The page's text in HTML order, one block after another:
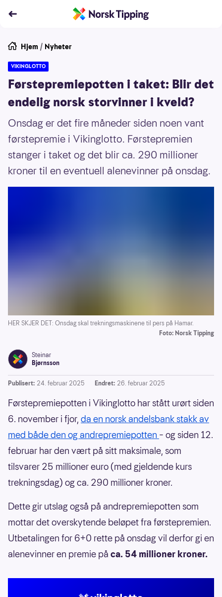
Hjem / Nyheter
VIKINGLOTTO
Førstepremiepotten i taket: Blir det
endelig norsk storvinner i kveld?
Onsdag er det fire måneder siden noen vant
førstepremie i Vikinglotto. Førstepremien
stanger i taket og det blir ca. 290 millioner
kroner til en eventuell alenevinner på onsdag.
HER SKJER DET: Onsdag skal trekningsmaskinene til pers på Hamar.
Foto: Norsk Tipping
Steinar
Bjørnsson
Publisert: 24. februar 2025 Endret: 26. februar 2025
Førstepremiepotten i Vikinglotto har stått urørt siden
6. november i fjor, da en norsk andelsbank stakk av
med både den og andrepremiepotten – og siden 12.
februar har den vært på sitt maksimale, som
tilsvarer 25 millioner euro (med gjeldende kurs
trekningsdag) og ca. 290 millioner kroner.
Dette gir utslag også på andrepremiepotten som
mottar det overskytende beløpet fra førstepremien.
Utbetalingen for 6+0 rette på onsdag vil derfor gi en
alenevinner en premie på ca. 54 millioner kroner.